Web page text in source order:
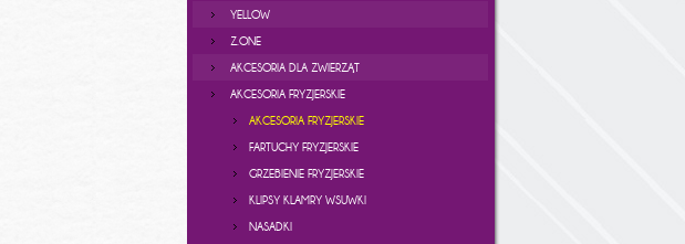
YELLOW
Z.ONE
AKCESORIA DLA ZWIERZĄT
AKCESORIA FRYZJERSKIE
AKCESORIA FRYZJERSKIE
FARTUCHY FRYZJERSKIE
GRZEBIENIE FRYZJERSKIE
KLIPSY KLAMRY WSUWKI
NASADKI